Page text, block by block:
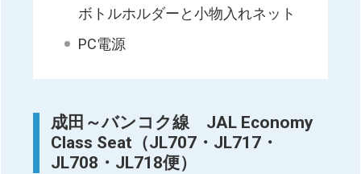
ボトルホルダーと小物入れネット
PC電源
成田～バンコク線 JAL Economy
Class Seat（JL707・JL717・
JL708・JL718便）